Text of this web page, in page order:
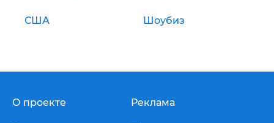
США Шоубиз
О проекте Реклама